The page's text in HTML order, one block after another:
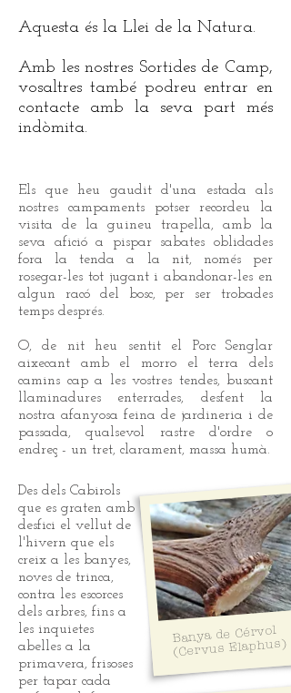
Aquesta és la Llei de la Natura.
Amb les nostres Sortides de Camp,
vosaltres també podreu entrar en
contacte amb la seva part més
indòmita.
Els que heu gaudit d'una estada als
nostres campaments potser recordeu la
visita de la guineu trapella, amb la
seva afició a pispar sabates oblidades
fora la tenda a la nit, només per
rosegar-les tot jugant i abandonar-les en
algun racó del bosc, per ser trobades
temps després.
O, de nit heu sentit el Porc Senglar
aixecant amb el morro el terra dels
camins cap a les vostres tendes, buscant
llaminadures enterrades, desfent la
nostra afanyosa feina de jardineria i de
passada, qualsevol rastre d'ordre o
endreç - un tret, clarament, massa humà.
Des dels Cabirols
que es graten amb
desfici el vellut de
l'hivern que els
creix a les banyes,
noves de trinca,
contra les escorces
dels arbres, fins a
les inquietes
abelles a la
primavera, frisoses
per tapar cada
Banya de Cérvol
(Cervus Elaphus)